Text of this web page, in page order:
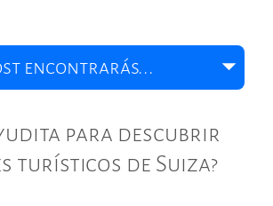
para descubrir
turísticos de Suiza?